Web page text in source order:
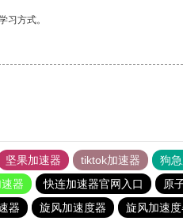
习方式。
坚果加速器 tiktok加速器 狗
器 快连加速器官网入口 原
器 旋风加速度器 旋风加速度